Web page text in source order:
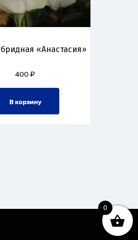
«Анастасия»
400₽
В корзину
0